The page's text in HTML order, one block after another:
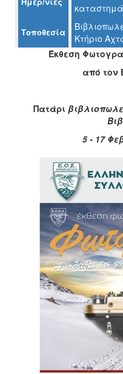
Τοποθεσία
Κτήριο
Έκθεση
από τον
Πατάρι
5 - 17